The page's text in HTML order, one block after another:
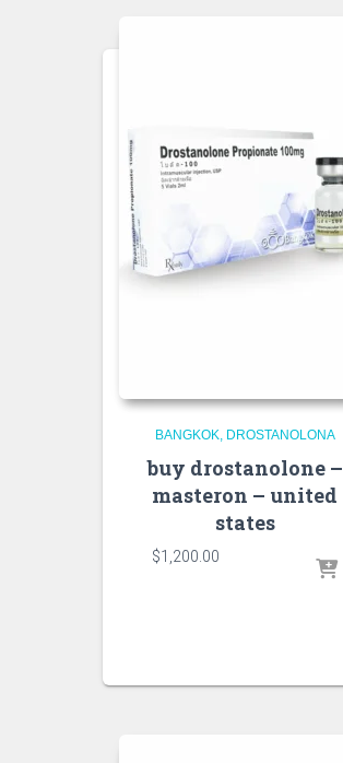
BANGKOK DROSTANOLONA
buy drostanolone –
masteron – united
states
$1,200.00